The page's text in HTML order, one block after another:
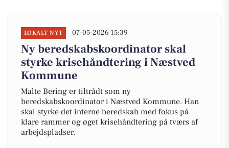
LOKALT NYT 07-05-2026 15:39
Ny beredskabskoordinator skal
styrke krisehåndtering i Næstved
Kommune
Malte Bering er tiltrådt som ny
beredskabskoordinator i Næstved Kommune. Han
skal styrke det interne beredskab med fokus på
klare rammer og øget krisehåndtering på tværs af
arbejdspladser.